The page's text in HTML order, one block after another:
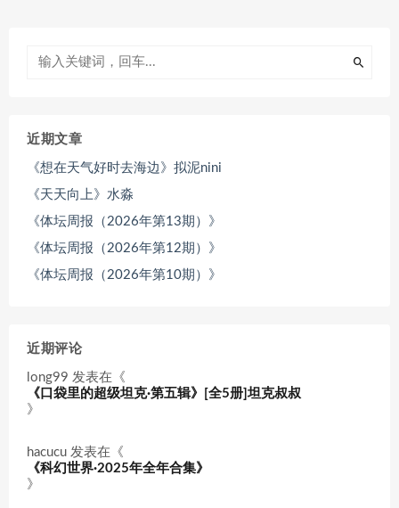
近期文章
《想在天气好时去海边》拟泥nini
《天天向上》水淼
《体坛周报（2026年第13期）》
《体坛周报（2026年第12期）》
《体坛周报（2026年第10期）》
近期评论
long99 发表在《
《口袋里的超级坦克·第五辑》[全5册]坦克叔叔
》
hacucu 发表在《
《科幻世界·2025年全年合集》
》